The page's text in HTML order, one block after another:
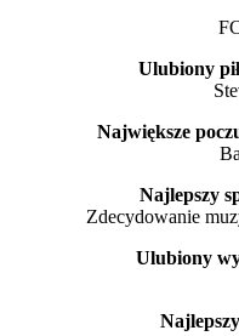
Ulubiony
Największe
Najlepszy
Zdecydowanie
Ulubiony